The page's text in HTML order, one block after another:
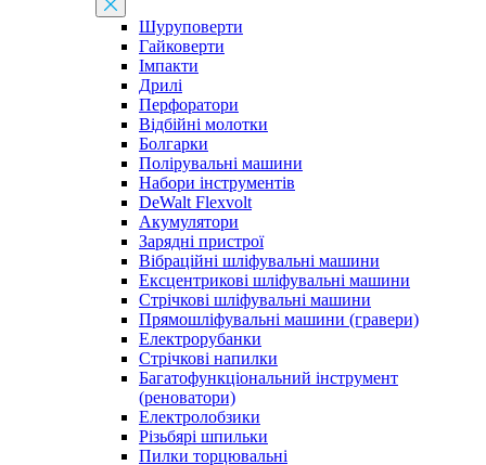
Шуруповерти
Гайковерти
Імпакти
Дрилі
Перфоратори
Відбійні молотки
Болгарки
Полірувальні машини
Набори інструментів
DeWalt Flexvolt
Акумулятори
Зарядні пристрої
Вібраційні шліфувальні машини
Ексцентрикові шліфувальні машини
Стрічкові шліфувальні машини
Прямошліфувальні машини (гравери)
Електрорубанки
Стрічкові напилки
Багатофункціональний інструмент
(реноватори)
Електролобзики
Різьбярі шпильки
Пилки торцювальні